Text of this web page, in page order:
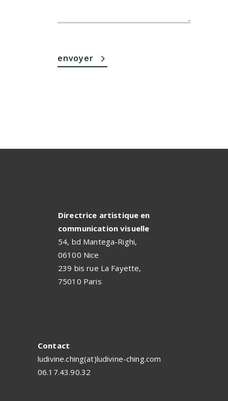
Directrice artistique en
communication visuelle
54, bd Mantega-Righi,
06100 Nice
239 bis rue La Fayette,
75010 Paris
Contact
ludivine.ching(at)ludivine-ching.com
06.17.43.90.32